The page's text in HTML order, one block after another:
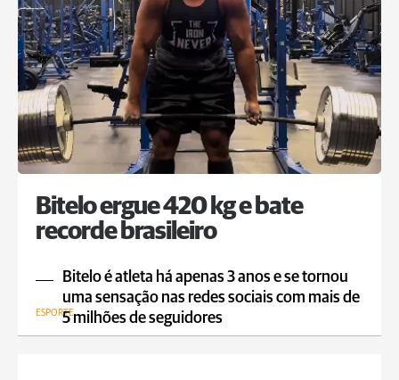
Bitelo ergue 420 kg e bate
recorde brasileiro
Bitelo é atleta há apenas 3 anos e se tornou
uma sensação nas redes sociais com mais de
5 milhões de seguidores
ESPORTE